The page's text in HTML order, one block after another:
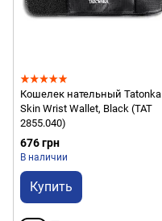
Кошелек нательный Tatonka
Skin Wrist Wallet, Black (TAT
2855.040)
676 грн
В наличии
Купить